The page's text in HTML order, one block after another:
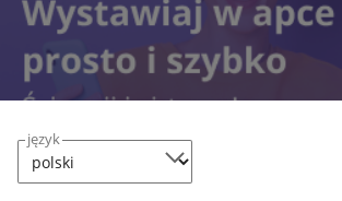
język